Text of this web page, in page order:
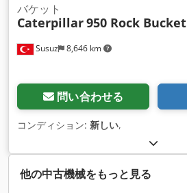
Susuz 8,646 km
バケット
Caterpillar950 Rock Bucket
問い合わせる
コンディション: 新しい,
他の中古機械をもっと見る